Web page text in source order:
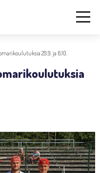
29.9. ja 6.10.